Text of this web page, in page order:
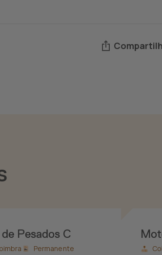
Pesados C
Permanente